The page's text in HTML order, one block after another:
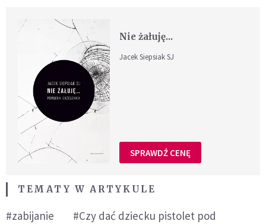
Nie żałuję...
Jacek Siepsiak SJ
SPRAWDŹ CENĘ
TEMATY W ARTYKULE
#zabijanie
#Czy dać dziecku pistolet pod